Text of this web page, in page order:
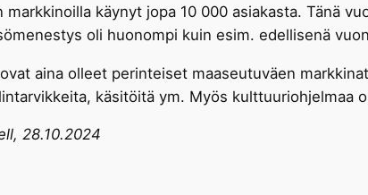
markkinoilla käynyt jopa 10 000 asiakasta. Tänä
oli huonompi kuin esim. edellisenä
aina olleet perinteiset maaseutuväen
käsitöitä ym. Myös kulttuuriohjelmaa
28.10.2024